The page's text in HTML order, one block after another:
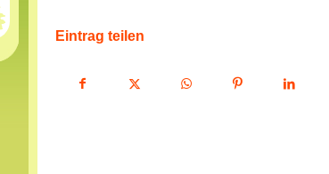
Eintrag teilen